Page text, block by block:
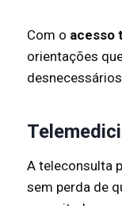
Com o acesso
orientações
A teleconsulta
sem perda de